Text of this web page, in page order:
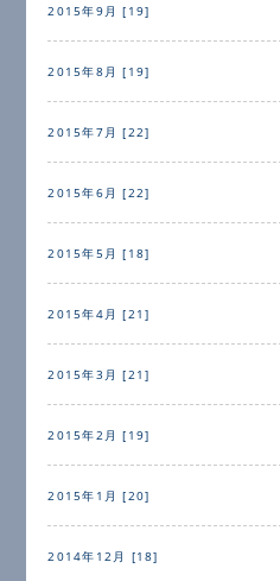
2015年9月 [19]
2015年8月 [19]
2015年7月 [22]
2015年6月 [22]
2015年5月 [18]
2015年4月 [21]
2015年3月 [21]
2015年2月 [19]
2015年1月 [20]
2014年12月 [18]